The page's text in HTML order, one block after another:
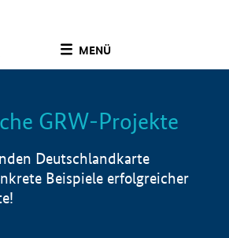
MENÜ
Info
GRW-Projekte
Deutschlandkarte
Beispiele erfolgreicher